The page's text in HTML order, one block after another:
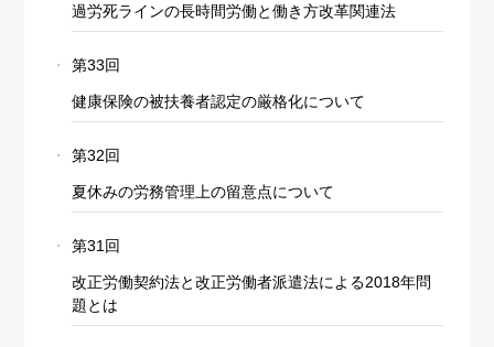
過労死ラインの長時間労働と働き方改革関連法
第33回
健康保険の被扶養者認定の厳格化について
第32回
夏休みの労務管理上の留意点について
第31回
改正労働契約法と改正労働者派遣法による2018年問
題とは